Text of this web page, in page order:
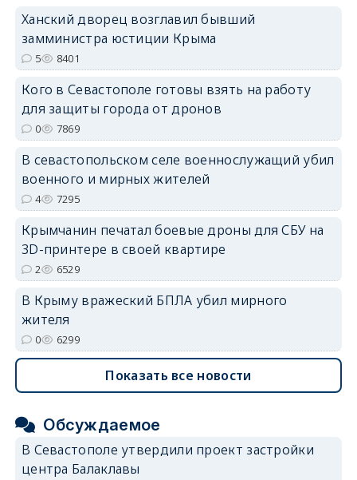
erid: 2SDnjdvhGXG
Ханский дворец возглавил бывший
замминистра юстиции Крыма
5 8401
Кого в Севастополе готовы взять на работу
для защиты города от дронов
0 7869
В севастопольском селе военнослужащий убил
военного и мирных жителей
4 7295
Крымчанин печатал боевые дроны для СБУ на
3D-принтере в своей квартире
2 6529
В Крыму вражеский БПЛА убил мирного
жителя
0 6299
Показать все новости
Обсуждаемое
В Севастополе утвердили проект застройки
центра Балаклавы